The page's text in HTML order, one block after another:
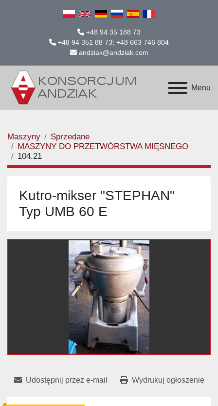
+48 94 35 188 73
+48 94 351 88 73; +48 663 746 804
andziak@andziak.com
Menu
Maszyny
Sprzedane
MASZYNY DO PRZETWÓRSTWA MIĘSNEGO
104.21
Kutro-mikser "STEPHAN"
Typ UMB 60 E
Udostępnij przez e-mail Wydrukuj ogłoszenie